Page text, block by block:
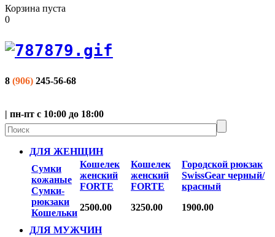
Корзина пуста
0
8 (906) 245-56-68
| пн-пт с 10:00 до 18:00
ДЛЯ ЖЕНЩИН
Сумки
кожаные
Сумки-
рюкзаки
Кошельки
Кошелек
женский
FORTE
2500.00
Кошелек
женский
FORTE
3250.00
Городской рюкзак
SwissGear черный/
красный
1900.00
ДЛЯ МУЖЧИН